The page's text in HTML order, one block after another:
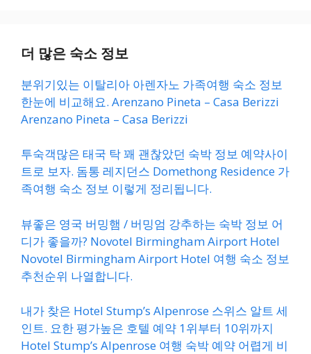
더 많은 숙소 정보
분위기있는 이탈리아 아렌자노 가족여행 숙소 정보
한눈에 비교해요. Arenzano Pineta – Casa Berizzi
Arenzano Pineta – Casa Berizzi
투숙객많은 태국 탁 꽤 괜찮았던 숙박 정보 예약사이
트로 보자. 돔통 레지던스 Domethong Residence 가
족여행 숙소 정보 이렇게 정리됩니다.
뷰좋은 영국 버밍햄 / 버밍엄 강추하는 숙박 정보 어
디가 좋을까? Novotel Birmingham Airport Hotel
Novotel Birmingham Airport Hotel 여행 숙소 정보
추천순위 나열합니다.
내가 찾은 Hotel Stump’s Alpenrose 스위스 알트 세
인트. 요한 평가높은 호텔 예약 1위부터 10위까지
Hotel Stump’s Alpenrose 여행 숙박 예약 어렵게 비